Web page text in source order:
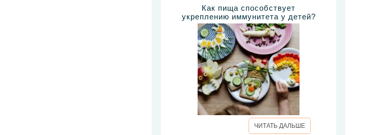
Как пища способствует
укреплению иммунитета у детей?
ЧИТАТЬ ДАЛЬШЕ